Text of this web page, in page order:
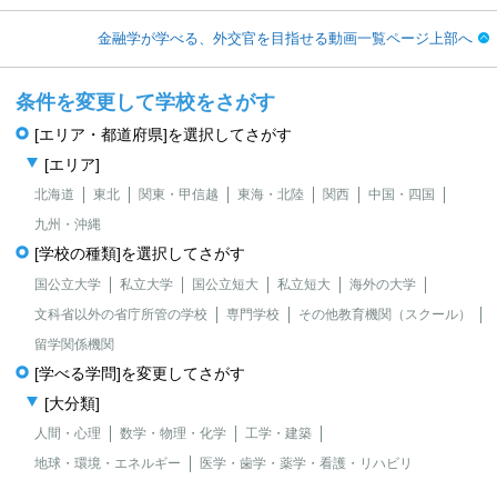
金融学が学べる、外交官を目指せる動画一覧ページ上部へ
条件を変更して学校をさがす
[エリア・都道府県]を選択してさがす
[エリア]
北海道 東北 関東・甲信越 東海・北陸 関西
中国・四国
九州・沖縄
[学校の種類]を選択してさがす
国公立大学 私立大学 国公立短大 私立短大
海外の大学
文科省以外の省庁所管の学校
専門学校
その他教育機関（スクール）
留学関係機関
[学べる学問]を変更してさがす
[大分類]
人間・心理 数学・物理・化学
工学・建築
地球・環境・エネルギー
医学・歯学・薬学・看護・リハビリ